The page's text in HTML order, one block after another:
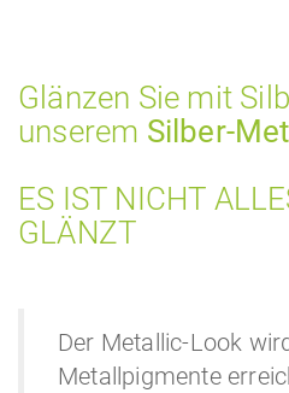
Glänzen Sie mit
unserem Silber-
ES IST NICHT
GLÄNZT
Der Metallic-Look
Metallpigmente